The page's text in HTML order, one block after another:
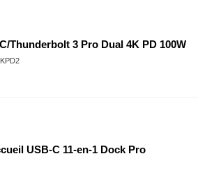
Thunderbolt 3 Pro Dual 4K PD 100W
USB-C 11-en-1 Dock Pro